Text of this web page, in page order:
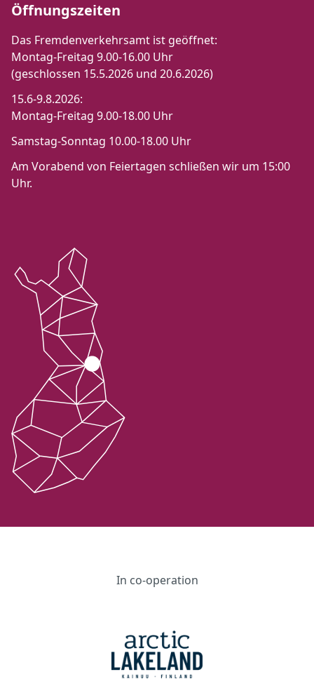
Öffnungszeiten
Das Fremdenverkehrsamt ist geöffnet:
Montag-Freitag 9.00-16.00 Uhr
(geschlossen 15.5.2026 und 20.6.2026)
15.6-9.8.2026:
Montag-Freitag 9.00-18.00 Uhr
Samstag-Sonntag 10.00-18.00 Uhr
Am Vorabend von Feiertagen schließen wir um 15:00
Uhr.
In co-operation